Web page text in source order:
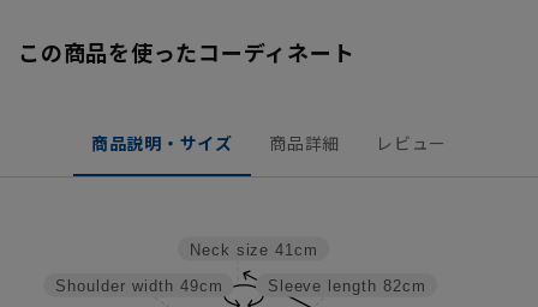
この商品を使ったコーディネート
商品説明・サイズ 商品詳細 レビュー
Sleeve length 82cm
Neck size 41cm
Shoulder width 49cm